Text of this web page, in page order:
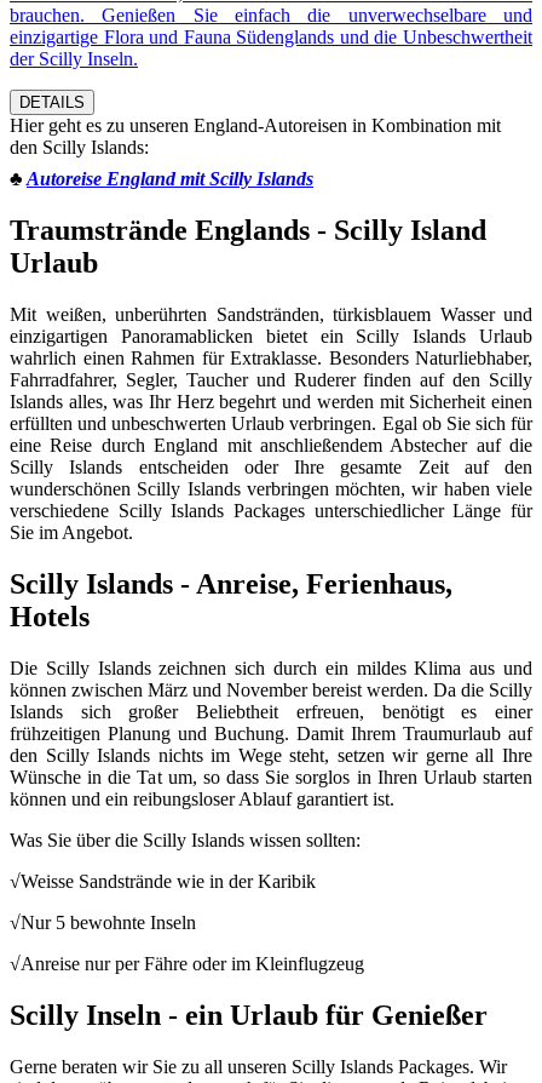
brauchen. Genießen Sie einfach die unverwechselbare und
einzigartige Flora und Fauna Südenglands und die Unbeschwertheit
der Scilly Inseln.
DETAILS
Hier geht es zu unseren England-Autoreisen in Kombination mit
den Scilly Islands:
♣ Autoreise England mit Scilly Islands
Traumstrände Englands - Scilly Island
Urlaub
Mit weißen, unberührten Sandstränden, türkisblauem Wasser und
einzigartigen Panoramablicken bietet ein Scilly Islands Urlaub
wahrlich einen Rahmen für Extraklasse. Besonders Naturliebhaber,
Fahrradfahrer, Segler, Taucher und Ruderer finden auf den Scilly
Islands alles, was Ihr Herz begehrt und werden mit Sicherheit einen
erfüllten und unbeschwerten Urlaub verbringen. Egal ob Sie sich für
eine Reise durch England mit anschließendem Abstecher auf die
Scilly Islands entscheiden oder Ihre gesamte Zeit auf den
wunderschönen Scilly Islands verbringen möchten, wir haben viele
verschiedene Scilly Islands Packages unterschiedlicher Länge für
Sie im Angebot.
Scilly Islands - Anreise, Ferienhaus,
Hotels
Die Scilly Islands zeichnen sich durch ein mildes Klima aus und
können zwischen März und November bereist werden. Da die Scilly
Islands sich großer Beliebtheit erfreuen, benötigt es einer
frühzeitigen Planung und Buchung. Damit Ihrem Traumurlaub auf
den Scilly Islands nichts im Wege steht, setzen wir gerne all Ihre
Wünsche in die Tat um, so dass Sie sorglos in Ihren Urlaub starten
können und ein reibungsloser Ablauf garantiert ist.
Was Sie über die Scilly Islands wissen sollten:
√Weisse Sandstrände wie in der Karibik
√Nur 5 bewohnte Inseln
√Anreise nur per Fähre oder im Kleinflugzeug
Scilly Inseln - ein Urlaub für Genießer
Gerne beraten wir Sie zu all unseren Scilly Islands Packages. Wir